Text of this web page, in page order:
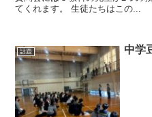
てくれます。 生徒たちはこの...
話題 中学